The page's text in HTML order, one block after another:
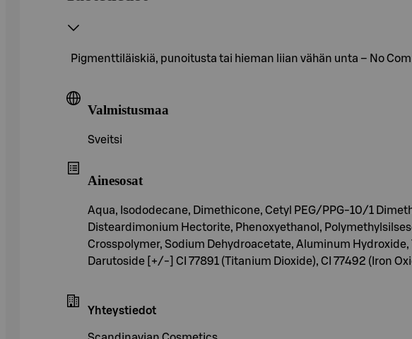
Pigmenttiläiskiä, punoitusta tai hieman liian vähän unta – No
Valmistusmaa
Sveitsi
Ainesosat
Aqua, Isododecane, Dimethicone, Cetyl PEG/PPG-10/1
Disteardimonium Hectorite, Phenoxyethanol,
Crosspolymer, Sodium Dehydroacetate, Aluminum
Darutoside [+/-] CI 77891 (Titanium Dioxide), CI 77492 (Iron
Yhteystiedot